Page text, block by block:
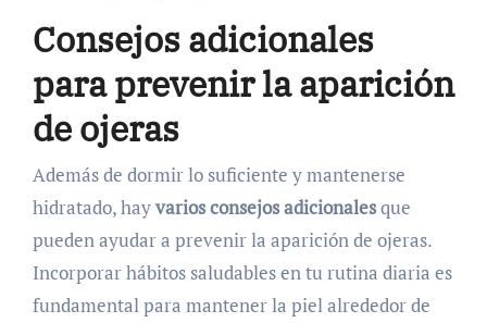
Consejos adicionales
para prevenir la aparición
de ojeras
Además de dormir lo suficiente y mantenerse
hidratado, hayvarios consejos adicionalesque
pueden ayudar a prevenir la aparición de ojeras.
Incorporar hábitos saludables en tu rutina diaria es
fundamental para mantener la piel alrededor de